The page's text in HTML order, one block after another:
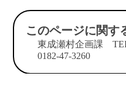
このページに関す
東成瀬村企画課
0182-47-3260